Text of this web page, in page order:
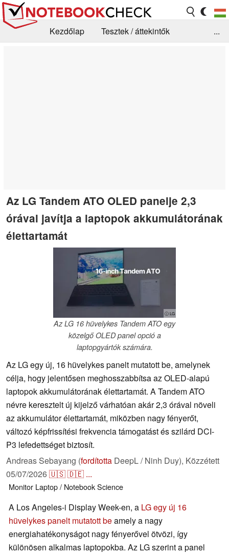
Kezdőlap
Tesztek / áttekintők
...
Az LG Tandem ATO OLED panelje 2,3
órával javítja a laptopok akkumulátorának
élettartamát
ⓘ LG
Az LG 16 hüvelykes Tandem ATO egy
közelgő OLED panel opció a
laptopgyártók számára.
Az LG egy új, 16 hüvelykes panelt mutatott be, amelynek
célja, hogy jelentősen meghosszabbítsa az OLED-alapú
laptopok akkumulátorának élettartamát. A Tandem ATO
névre keresztelt új kijelző várhatóan akár 2,3 órával növeli
az akkumulátor élettartamát, miközben nagy fényerőt,
változó képfrissítési frekvencia támogatást és szilárd DCI-
P3 lefedettséget biztosít.
Andreas Sebayang (fordította DeepL / Ninh Duy), Közzétett
05/07/2026🇺🇸🇩🇪 ...
Monitor Laptop / NotebookScience
A Los Angeles-i Display Week-en, a LG egy új 16
hüvelykes panelt mutatott beamely a nagy
energiahatékonyságot nagy fényerővel ötvözi, így
különösen alkalmas laptopokba. Az LG szerint a panel